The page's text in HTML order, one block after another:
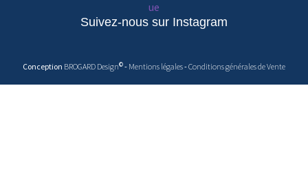
Suivez-nous sur Instagram
Conception BROGARD Design©- Mentions légales-Conditions générales de Vente